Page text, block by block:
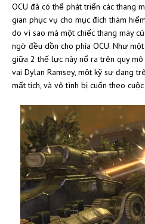
OCU đã có thể phát triển các thang
gian phục vụ cho mục đích thám
do vì sao mà một chiếc thang máy
ngờ đều dồn cho phía OCU. Như
giữa 2 thế lực này nổ ra trên quy
vai Dylan Ramsey, một kỹ sư đang
mất tích, và vô tình bị cuốn theo cuộc